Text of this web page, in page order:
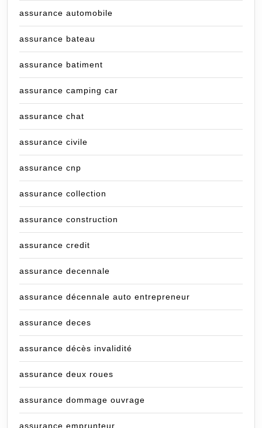
assurance automobile
assurance bateau
assurance batiment
assurance camping car
assurance chat
assurance civile
assurance cnp
assurance collection
assurance construction
assurance credit
assurance decennale
assurance décennale auto entrepreneur
assurance deces
assurance décès invalidité
assurance deux roues
assurance dommage ouvrage
assurance emprunteur